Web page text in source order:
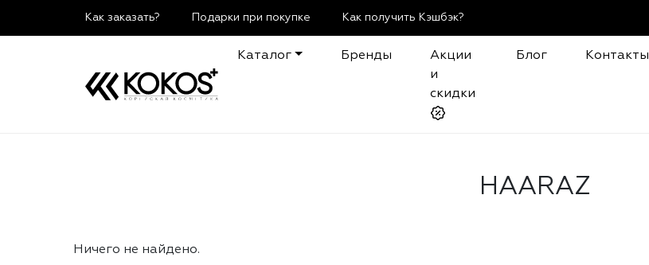
Как заказать? Подарки при покупке Как получить Кэшбэк?
Каталог Бренды
Акции
и
скидки
Блог Контакты
HAARAZ
Ничего не найдено.